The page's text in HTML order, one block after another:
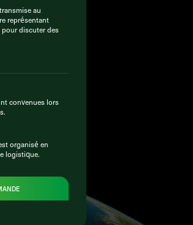
au
représentant
discuter des
convenues lors
organisé en
logistique.